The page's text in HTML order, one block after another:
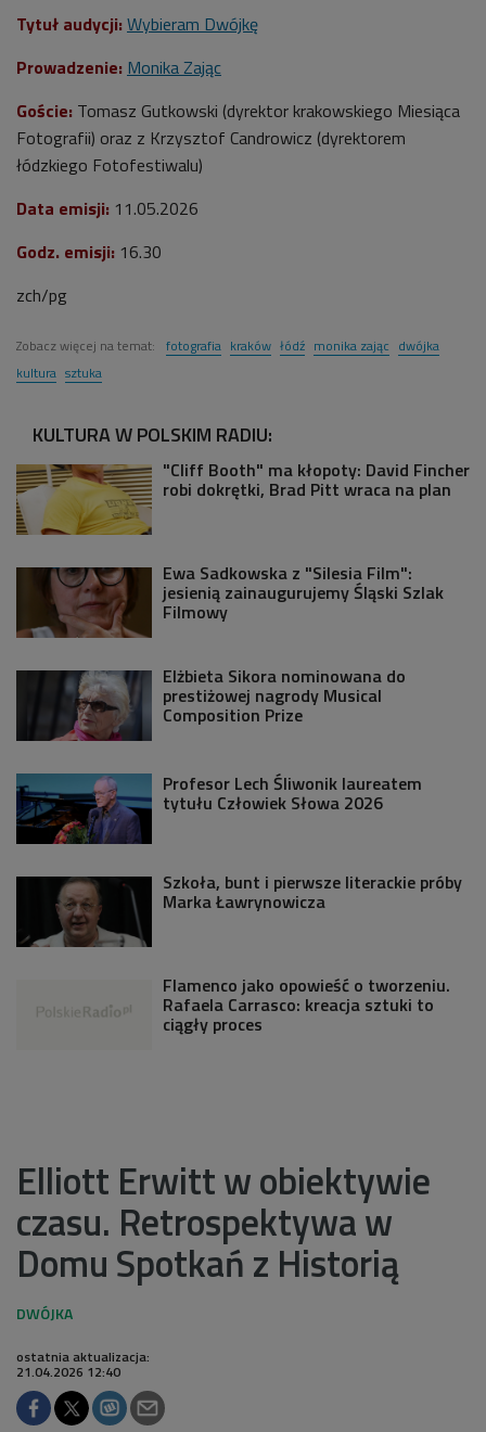
Tytuł audycji: Wybieram Dwójkę
Prowadzenie: Monika Zając
Goście: Tomasz Gutkowski (dyrektor krakowskiego Miesiąca
Fotografii) oraz z Krzysztof Candrowicz (dyrektorem
łódzkiego Fotofestiwalu)
Data emisji: 11.05.2026
Godz. emisji: 16.30
zch/pg
Zobacz więcej na temat: fotografia kraków łódź monika zając dwójka
kultura sztuka
KULTURA W POLSKIM RADIU:
"Cliff Booth" ma kłopoty: David Fincher
robi dokrętki, Brad Pitt wraca na plan
Ewa Sadkowska z "Silesia Film":
jesienią zainaugurujemy Śląski Szlak
Filmowy
Elżbieta Sikora nominowana do
prestiżowej nagrody Musical
Composition Prize
Profesor Lech Śliwonik laureatem
tytułu Człowiek Słowa 2026
Szkoła, bunt i pierwsze literackie próby
Marka Ławrynowicza
Flamenco jako opowieść o tworzeniu.
Rafaela Carrasco: kreacja sztuki to
ciągły proces
Elliott Erwitt w obiektywie
czasu. Retrospektywa w
Domu Spotkań z Historią
ostatnia aktualizacja:
21.04.2026 12:40